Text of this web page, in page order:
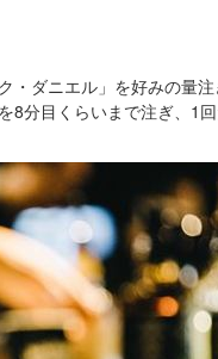
・ダニエル」を好みの量
分目くらいまで注ぎ、1回